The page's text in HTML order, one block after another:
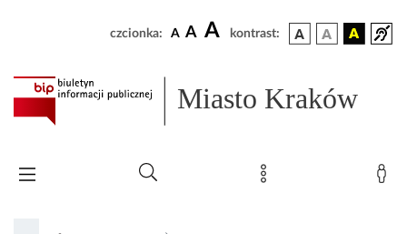
czcionka: A A A kontrast:
Miasto Kraków